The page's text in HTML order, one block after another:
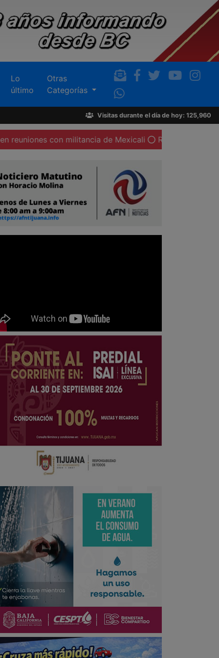
Lo
último
Otras
Categorías
Visitas durante el día de hoy: 125,960
militancia de Mexicali Revela el PAN de Tijuana